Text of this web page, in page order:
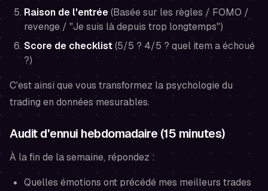
Raison de l'entrée(Basée sur les règles / FOMO /
revenge / "Je suis là depuis trop longtemps")
Score de checklist(5/5 ? 4/5 ? quel item a échoué
?)
C'est ainsi que vous transformez la psychologie du
trading en données mesurables.
Audit d'ennui hebdomadaire (15 minutes)
À la fin de la semaine, répondez :
Quelles émotions ont précédé mes meilleurs trades